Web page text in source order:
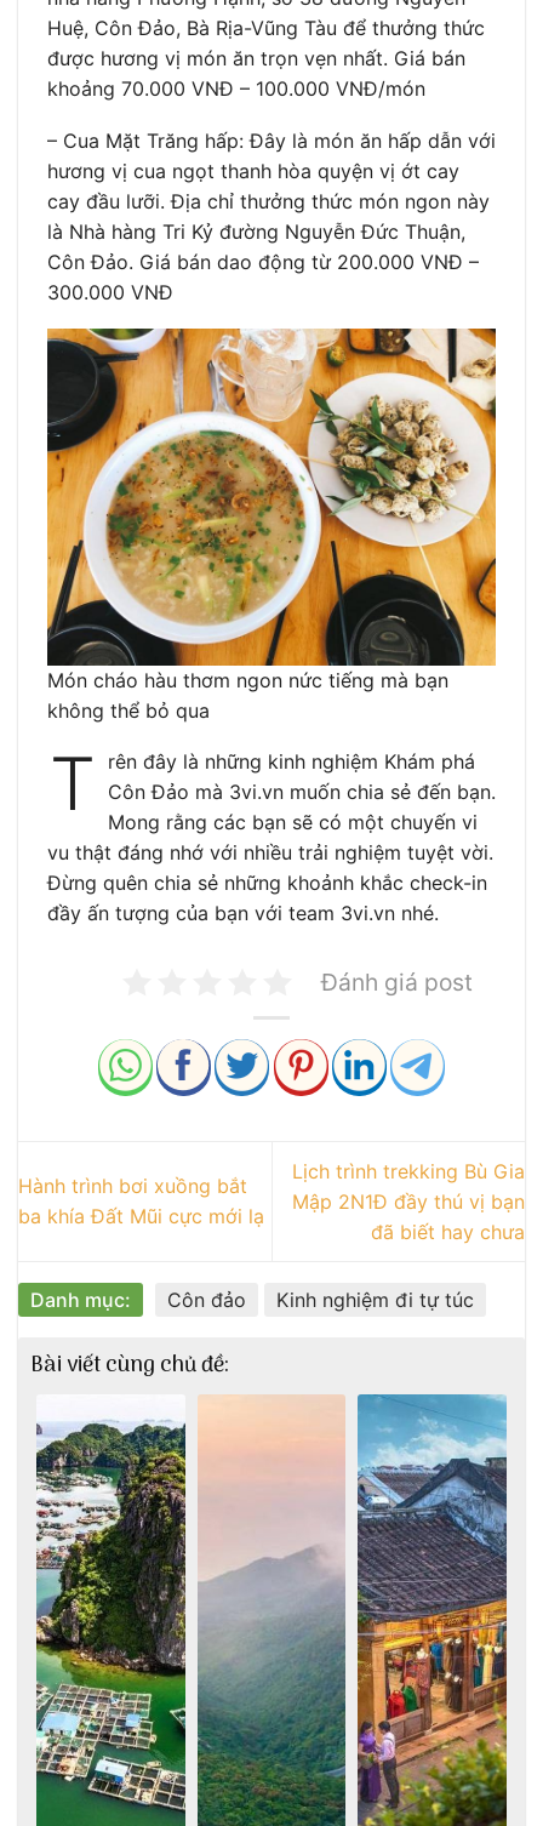
Huệ, Côn Đảo, Bà Rịa-Vũng Tàu để thưởng thức
được hương vị món ăn trọn vẹn nhất. Giá bán
khoảng 70.000 VNĐ – 100.000 VNĐ/món
– Cua Mặt Trăng hấp: Đây là món ăn hấp dẫn với
hương vị cua ngọt thanh hòa quyện vị ớt cay
cay đầu lưỡi. Địa chỉ thưởng thức món ngon này
là Nhà hàng Tri Kỷ đường Nguyễn Đức Thuận,
Côn Đảo. Giá bán dao động từ 200.000 VNĐ –
300.000 VNĐ
Món cháo hàu thơm ngon nức tiếng mà bạn
không thể bỏ qua
T
rên đây là những kinh nghiệm Khám phá
Côn Đảo mà 3vi.vn muốn chia sẻ đến bạn.
Mong rằng các bạn sẽ có một chuyến vi
vu thật đáng nhớ với nhiều trải nghiệm tuyệt vời.
Đừng quên chia sẻ những khoảnh khắc check-in
đầy ấn tượng của bạn với team 3vi.vn nhé.
Đánh giá post
Hành trình bơi xuồng bắt
ba khía Đất Mũi cực mới lạ
Lịch trình trekking Bù Gia
Mập 2N1Đ đầy thú vị bạn
đã biết hay chưa
Danh mục: Côn đảo Kinh nghiệm đi tự túc
Bài viết cùng chủ đề: